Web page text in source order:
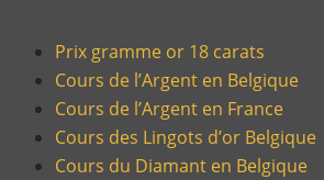
Prix gramme or 18 carats
Cours de l’Argent en Belgique
Cours de l’Argent en France
Cours des Lingots d’or Belgique
Cours du Diamant en Belgique